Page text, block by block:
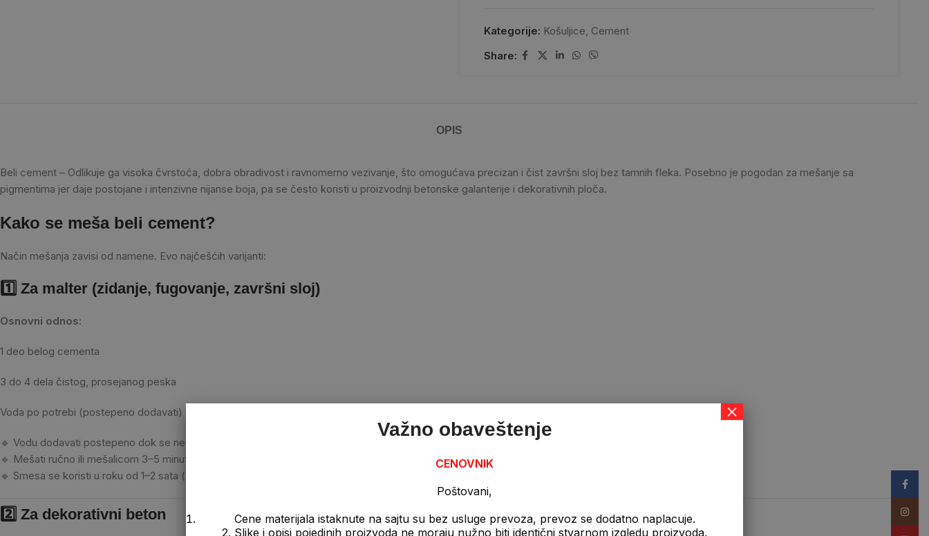
Kategorije: Košuljice, Cement
Share:
OPIS
Beli cement – Odlikuje ga visoka čvrstoća, dobra obradivost i ravnomerno vezivanje, što omogućava precizan i čist završni sloj bez tamnih fleka. Posebno je pogodan za mešanje sa
pigmentima jer daje postojane i intenzivne nijanse boja, pa se često koristi u proizvodnji betonske galanterije i dekorativnih ploča.
Kako se meša beli cement?
Način mešanja zavisi od namene. Evo najčešćih varijanti:
1️⃣ Za malter (zidanje, fugovanje, završni sloj)
Osnovni odnos:
1 deo belog cementa
3 do 4 dela čistog, prosejanog peska
Voda po potrebi (postepeno dodavati)
🔹 Vodu dodavati postepeno dok se ne dobije homogena, kremasta masa bez grudvica.
🔹 Mešati ručno ili mešalicom 3–5 minuta dok smesa ne postane potpuno ujednačena.
🔹 Smesa se koristi u roku od 1–2 sata (zavisno od temperature).
2️⃣ Za dekorativni beton
Važno obaveštenje
CENOVNIK
Poštovani,
Cene materijala istaknute na sajtu su bez usluge prevoza, prevoz se dodatno naplacuje.
2. Slike i opisi pojedinih proizvoda ne moraju nužno biti identični stvarnom izgledu proizvoda.
×